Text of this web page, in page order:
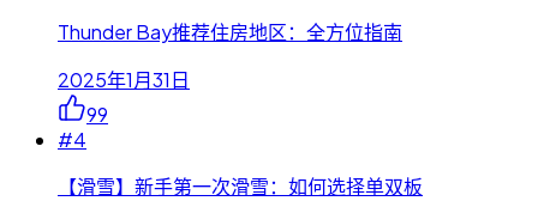
Thunder Bay推荐住房地区：全方位指南
2025年1月31日
99
#4
【滑雪】新手第一次滑雪：如何选择单双板